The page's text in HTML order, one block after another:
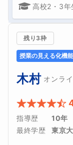
高校2・3年
残り3枠
授業の見える化機能
木村 オンラ
指導歴
10年
最終学歴
東京